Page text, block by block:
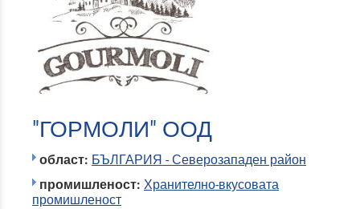
"ГОРМОЛИ" ООД
област: БЪЛГАРИЯ - Северозападен район
промишленост: Хранително-вкусовата
промишленост